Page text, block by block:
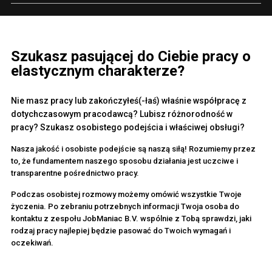
Szukasz pasującej do Ciebie pracy o
elastycznym charakterze?
Nie masz pracy lub zakończyłeś(-łaś) właśnie współpracę z
dotychczasowym pracodawcą? Lubisz różnorodność w
pracy? Szukasz osobistego podejścia i właściwej obsługi?
Nasza jakość i osobiste podejście są naszą siłą! Rozumiemy przez
to, że fundamentem naszego sposobu działania jest uczciwe i
transparentne pośrednictwo pracy.
Podczas osobistej rozmowy możemy omówić wszystkie Twoje
życzenia. Po zebraniu potrzebnych informacji Twoja osoba do
kontaktu z zespołu JobManiac B.V. wspólnie z Tobą sprawdzi, jaki
rodzaj pracy najlepiej będzie pasować do Twoich wymagań i
oczekiwań.